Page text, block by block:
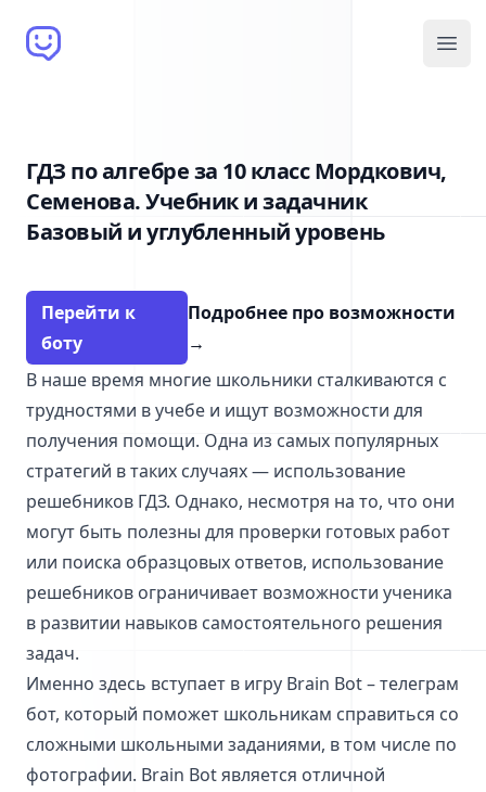
Brain Bot
ГДЗ по алгебре за 10 класс Мордкович,
Семенова. Учебник и задачник
Базовый и углубленный уровень
Перейти к
боту
Подробнее про возможности
→
В наше время многие школьники сталкиваются с
трудностями в учебе и ищут возможности для
получения помощи. Одна из самых популярных
стратегий в таких случаях — использование
решебников ГДЗ. Однако, несмотря на то, что они
могут быть полезны для проверки готовых работ
или поиска образцовых ответов, использование
решебников ограничивает возможности ученика
в развитии навыков самостоятельного решения
задач.
Именно здесь вступает в игру Brain Bot – телеграм
бот, который поможет школьникам справиться со
сложными школьными заданиями, в том числе по
фотографии. Brain Bot является отличной